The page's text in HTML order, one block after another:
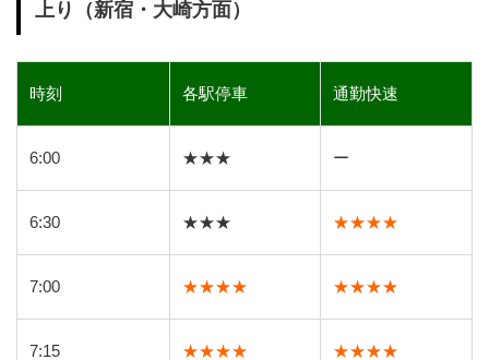
上り（新宿・大崎方面）
時刻 各駅停車 通勤快速
6:00 ★★★ ー
6:30 ★★★ ★★★★
7:00 ★★★★ ★★★★
7:15 ★★★★ ★★★★